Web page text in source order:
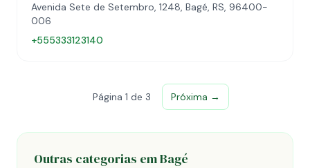
Avenida Sete de Setembro, 1248, Bagé, RS, 96400-
006
+555333123140
Página 1 de 3 Próxima →
Outras categorias em Bagé